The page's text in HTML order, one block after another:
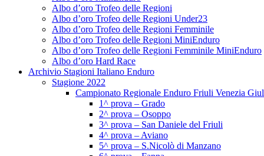
Albo d’oro Trofeo delle Regioni
Albo d’oro Trofeo delle Regioni Under23
Albo d’oro Trofeo delle Regioni Femminile
Albo d’oro Trofeo delle Regioni MiniEnduro
Albo d’oro Trofeo delle Regioni Femminile MiniEnduro
Albo d’oro Hard Race
Archivio Stagioni Italiano Enduro
Stagione 2022
Campionato Regionale Enduro Friuli Venezia
1^ prova – Grado
2^ prova – Osoppo
3^ prova – San Daniele del Friuli
4^ prova – Aviano
5^ prova – S.Nicolò di Manzano